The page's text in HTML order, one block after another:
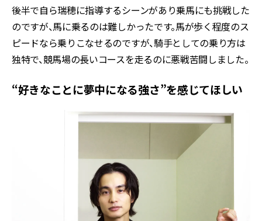
後半で自ら瑞穂に指導するシーンがあり乗馬にも挑戦した
のですが、馬に乗るのは難しかったです。馬が歩く程度のス
ピードなら乗りこなせるのですが、騎手としての乗り方は
独特で、競馬場の長いコースを走るのに悪戦苦闘しました。
“好きなことに夢中になる強さ”を感じてほしい